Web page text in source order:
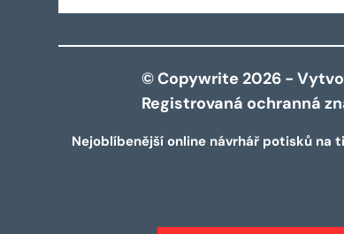
© Copywrite 2026 -
Registrovaná ochranná
Nejoblíbenější online návrhář potisků na